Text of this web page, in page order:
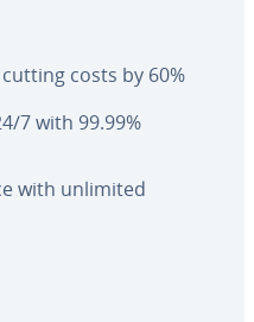
costs by 60%
7 with 99.99%
with unlimited